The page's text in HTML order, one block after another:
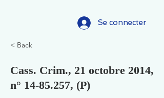
Se connecter
< Back
Cass. Crim., 21 octobre 2014,
n° 14-85.257, (P)